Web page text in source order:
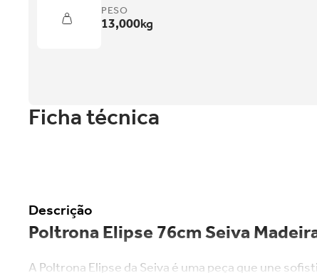
PESO
13,000kg
Ficha técnica
Descrição
Poltrona Elipse 76cm Seiva
A Poltrona Elipse da Seiva é uma peça que une